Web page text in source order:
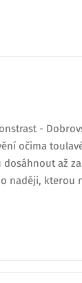
-
očima
dosáhnout až
naději, kterou